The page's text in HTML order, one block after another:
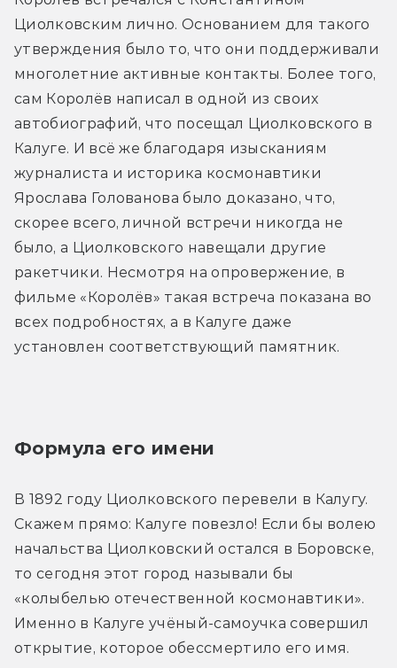
Циолковским лично. Основанием для такого
утверждения было то, что они поддерживали
многолетние активные контакты. Более того,
сам Королёв написал в одной из своих
автобиографий, что посещал Циолковского в
Калуге. И всё же благодаря изысканиям
журналиста и историка космонавтики
Ярослава Голованова было доказано, что,
скорее всего, личной встречи никогда не
было, а Циолковского навещали другие
ракетчики. Несмотря на опровержение, в
фильме «Королёв» такая встреча показана во
всех подробностях, а в Калуге даже
установлен соответствующий памятник.
Формула его имени
В 1892 году Циолковского перевели в Калугу.
Скажем прямо: Калуге повезло! Если бы волею
начальства Циолковский остался в Боровске,
то сегодня этот город называли бы
«колыбелью отечественной космонавтики».
Именно в Калуге учёный-самоучка совершил
открытие, которое обессмертило его имя.